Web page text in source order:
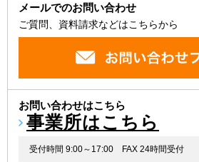
メールでのお問い合わせ
ご質問、資料請求などはこちらから
お問い合わせはこちら
事業所はこちら
受付時間 9:00～17:00 FAX 24時間受付